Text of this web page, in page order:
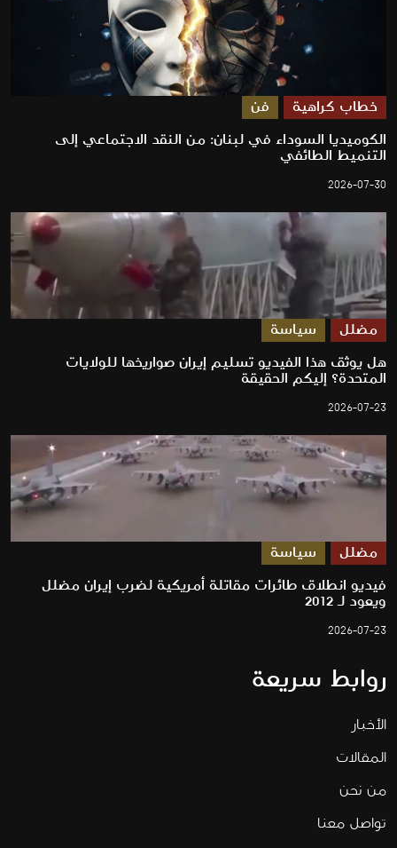
خطاب كراهية فن
الكوميديا السوداء في لبنان: من النقد الاجتماعي إلى
التنميط الطائفي
2026-07-30
مضلل سياسة
هل يوثق هذا الفيديو تسليم إيران صواريخها للولايات
المتحدة؟ إليكم الحقيقة
2026-07-23
مضلل سياسة
فيديو انطلاق طائرات مقاتلة أمريكية لضرب إيران مضلل
ويعود لـ 2012
2026-07-23
روابط سريعة
الأخبار
المقالات
من نحن
تواصل معنا